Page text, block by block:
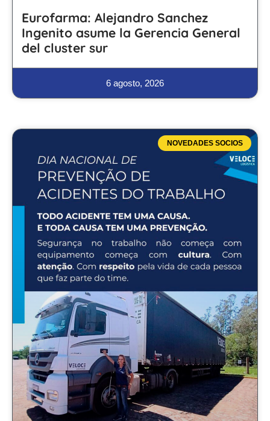
Eurofarma: Alejandro Sanchez
Ingenito asume la Gerencia General
del cluster sur
6 agosto, 2026
NOVEDADES SOCIOS